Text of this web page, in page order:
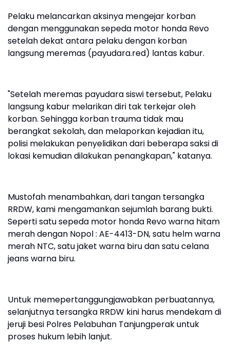
Pelaku melancarkan aksinya mengejar korban
dengan menggunakan sepeda motor honda Revo
setelah dekat antara pelaku dengan korban
langsung meremas (payudara.red) lantas kabur.
"Setelah meremas payudara siswi tersebut, Pelaku
langsung kabur melarikan diri tak terkejar oleh
korban. Sehingga korban trauma tidak mau
berangkat sekolah, dan melaporkan kejadian itu,
polisi melakukan penyelidikan dari beberapa saksi di
lokasi kemudian dilakukan penangkapan," katanya.
Mustofah menambahkan, dari tangan tersangka
RRDW, kami mengamankan sejumlah barang bukti.
Seperti satu sepeda motor honda Revo warna hitam
merah dengan Nopol : AE-4413-DN, satu helm warna
merah NTC, satu jaket warna biru dan satu celana
jeans warna biru.
Untuk memepertanggungjawabkan perbuatannya,
selanjutnya tersangka RRDW kini harus mendekam di
jeruji besi Polres Pelabuhan Tanjungperak untuk
proses hukum lebih lanjut.